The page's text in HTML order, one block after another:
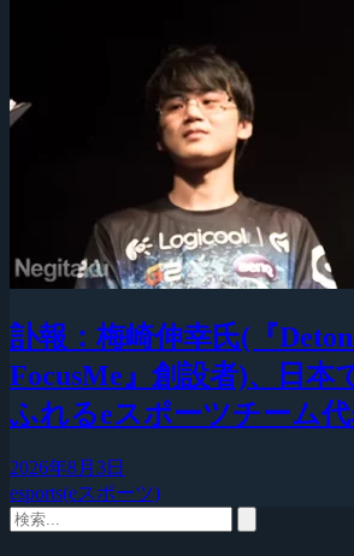
訃報：梅崎伸幸氏(『
FocusMe』創設者)、日本
ふれるeスポーツチーム
2026年8月3日
esports(eスポーツ)